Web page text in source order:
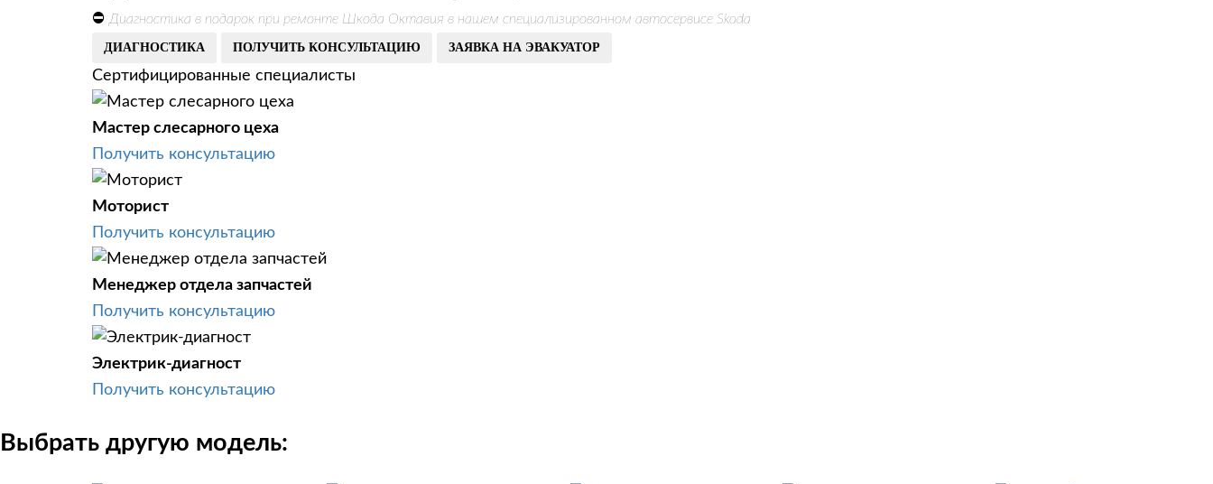
⛔ Диагностика в подарок при ремонте Шкода Октавия в нашем специализированном автосервисе Skoda
ДИАГНОСТИКА ПОЛУЧИТЬ КОНСУЛЬТАЦИЮ ЗАЯВКА НА ЭВАКУАТОР
Сертифицированные специалисты
Мастер слесарного цеха
Получить консультацию
Моторист
Получить консультацию
Менеджер отдела запчастей
Получить консультацию
Электрик-диагност
Получить консультацию
Выбрать другую модель: